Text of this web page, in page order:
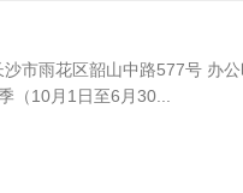
市雨花区韶山中路577号 办
（10月1日至6月30...